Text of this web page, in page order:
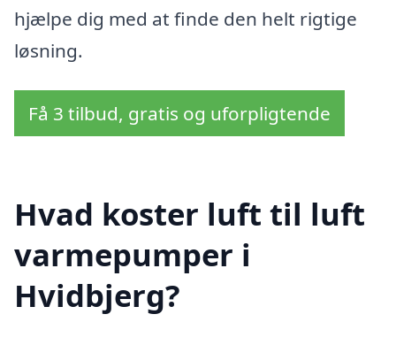
hjælpe dig med at finde den helt rigtige
løsning.
Få 3 tilbud, gratis og uforpligtende
Hvad koster luft til luft
varmepumper i
Hvidbjerg?